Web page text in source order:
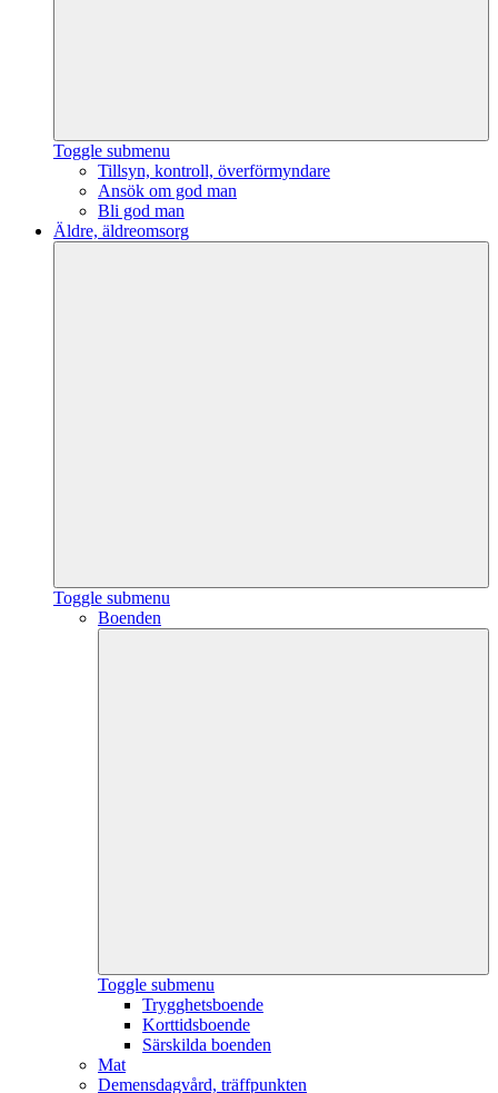
Toggle submenu
Tillsyn, kontroll, överförmyndare
Ansök om god man
Bli god man
Äldre, äldreomsorg
Toggle submenu
Boenden
Toggle submenu
Trygghetsboende
Korttidsboende
Särskilda boenden
Mat
Demensdagvård, träffpunkten